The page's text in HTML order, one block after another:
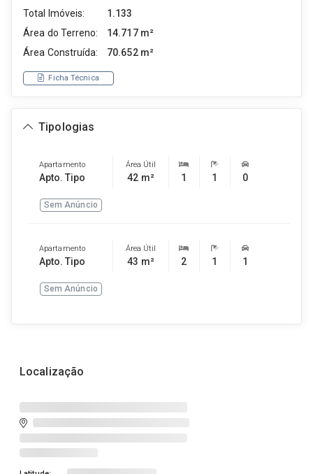
Total Imóveis:
1.133
Área do Terreno:
14.717 m²
Área Construída:
70.652 m²
Ficha Técnica
Tipologias
Apartamento
Apto. Tipo
Área Útil
42 m² 1 1 0
Sem Anúncio
Apartamento
Apto. Tipo
Área Útil
43 m² 2 1 1
Sem Anúncio
Localização